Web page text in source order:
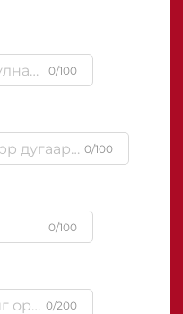
0/100
0/100
0/100
0/200